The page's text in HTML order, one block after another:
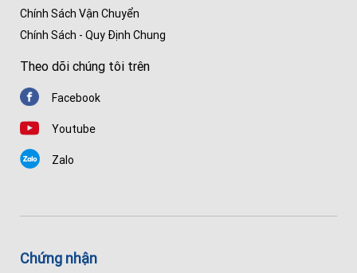
Chính Sách Vận Chuyển
Chính Sách - Quy Định Chung
Theo dõi chúng tôi trên
Facebook
Youtube
Zalo
Chứng nhận